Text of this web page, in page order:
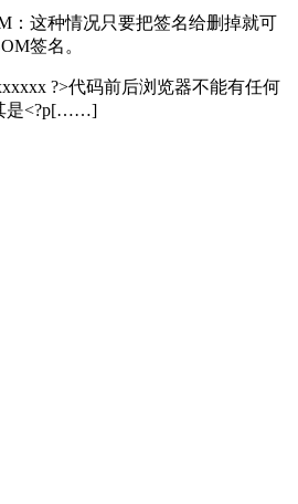
：这种情况只要把签名给删掉就可
签名。
?>代码前后浏览器不能有任何
是<?p[……]